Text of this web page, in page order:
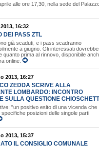
alle ore 17,30, nella sede del
16:32
DEI PASS ZTL
già scaduti, e i pass scadranno
a giugno. Gli interessati
quanto prima al rinnovo, disponibile
online.
2013, 16:27
ZEDDA SCRIVE ALLA
LOMBARDO: INCONTRO
SULLA QUESTIONE
"un positivo esito di una vicenda che
posizioni delle singole parti
2013, 15:37
IL CONSIGLIO COMUNALE